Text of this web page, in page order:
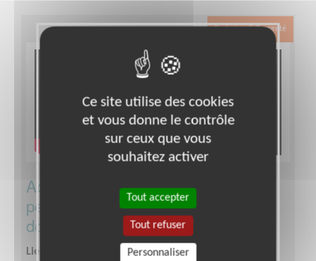
Exclusion & Pauvreté
Accompagnement relationnel de
personnes âgées par des visites à
domicile, Valvigneres
Lieu :
VALVIGNERES (07400)
Ce site utilise des cookies
et vous donne le contrôle
sur ceux que vous
souhaitez activer
Tout accepter
Tout refuser
Personnaliser